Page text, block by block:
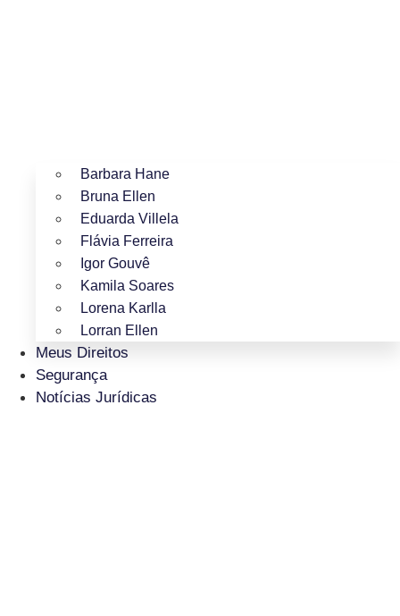
Barbara Hane
Bruna Ellen
Eduarda Villela
Flávia Ferreira
Igor Gouvê
Kamila Soares
Lorena Karlla
Lorran Ellen
Meus Direitos
Segurança
Notícias Jurídicas